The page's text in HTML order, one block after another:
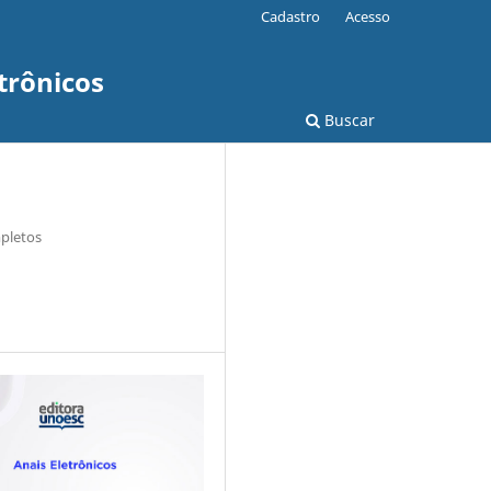
Buscar
Cadastro Acesso